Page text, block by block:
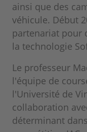
ainsi que des
véhicule. Début
partenariat pour
la technologie
Le professeur
l'équipe de
l'Université de
collaboration
déterminant